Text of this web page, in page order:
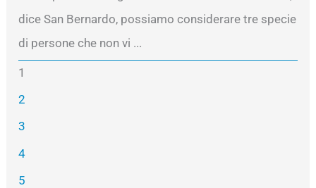
dice San Bernardo, possiamo considerare tre specie
di persone che non vi ...
1
2
3
4
5